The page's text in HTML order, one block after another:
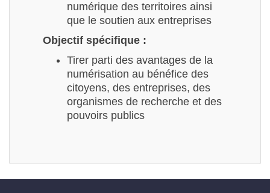
numérique des territoires ainsi
que le soutien aux entreprises
Objectif spécifique :
Tirer parti des avantages de la
numérisation au bénéfice des
citoyens, des entreprises, des
organismes de recherche et des
pouvoirs publics